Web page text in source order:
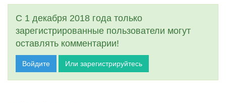
С 1 декабря 2018 года только
зарегистрированные пользователи могут
оставлять комментарии!
Войдите Или зарегистрируйтесь